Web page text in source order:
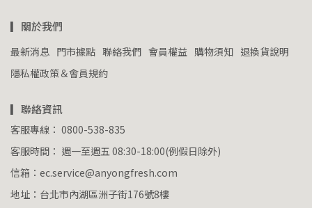
▎關於我們
最新消息 門市據點 聯絡我們 會員權益 購物須知 退換貨說明
隱私權政策＆會員規約
▎聯絡資訊
客服專線： 0800-538-835
客服時間： 週一至週五 08:30-18:00(例假日除外)
信箱：ec.service@anyongfresh.com
地址：台北市內湖區洲子街176號8樓